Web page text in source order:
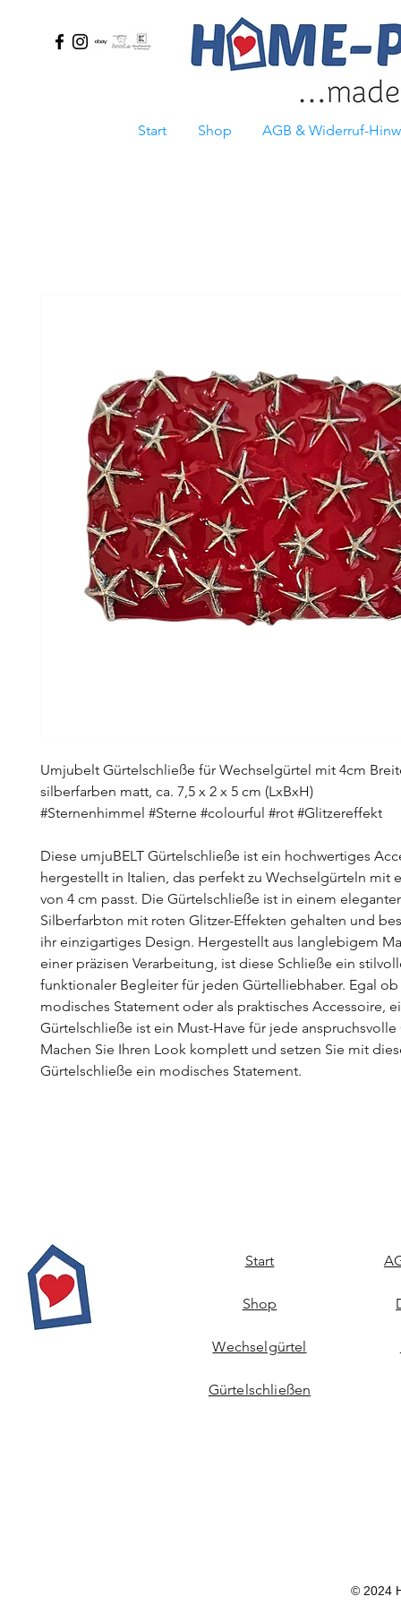
Start Shop AGB & Widerruf-
Umjubelt Gürtelschließe für Wechselgürtel mit 4cm
silberfarben matt, ca. 7,5 x 2 x 5 cm (LxBxH)
#Sternenhimmel #Sterne #colourful #rot #Glitzereffekt
Diese umjuBELT Gürtelschließe ist ein hochwertiges
hergestellt in Italien, das perfekt zu Wechselgürteln mit
von 4 cm passt. Die Gürtelschließe ist in einem
Silberfarbton mit roten Glitzer-Effekten gehalten und
ihr einzigartiges Design. Hergestellt aus langlebigem
einer präzisen Verarbeitung, ist diese Schließe ein
funktionaler Begleiter für jeden Gürtelliebhaber. Egal ob
modisches Statement oder als praktisches Accessoire,
Gürtelschließe ist ein Must-Have für jede
Machen Sie Ihren Look komplett und setzen Sie mit
Gürtelschließe ein modisches Statement.
Start
Shop
Wechselgürtel
Gürtelschließen
© 2024